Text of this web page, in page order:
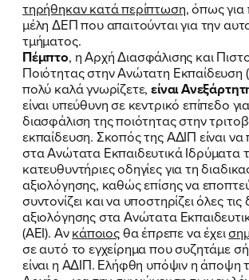
ΕΛΑ ΚΙ ΕΣΥ
FB IN TW YT LN VB
τηρήθηκαν κατά περίπτωση, όπως
μέλη ΔΕΠ που απαιτούνται για την
τμήματος.
Πέμπτο, η Αρχή Διασφάλισης και
Ποιότητας στην Ανώτατη
πολύ καλά γνωρίζετε, είναι
είναι υπεύθυνη σε κεντρικό επίπεδο
διασφάλιση της ποιότητας στην
εκπαίδευση. Σκοπός της ΑΔΙΠ είναι
στα Ανώτατα Εκπαιδευτικά Ιδρύματα
κατευθυντήριες οδηγίες για τη
αξιολόγησης, καθώς επίσης να
συντονίζει και να υποστηρίζει όλες τις
αξιολόγησης στα Ανώτατα
(ΑΕΙ). Ανκάποιοςθα έπρεπε να έχει
σε αυτό το εγχείρημα που συζητάμε
είναι η ΑΔΙΠ. Ελήφθη υπόψιν η άποψη